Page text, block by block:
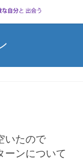
いたので
ーンについて